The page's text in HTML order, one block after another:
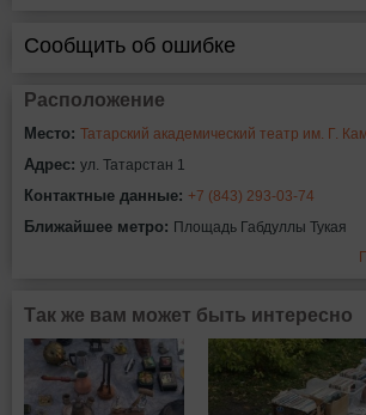
Сообщить об ошибке
Расположение
Место: Татарский академический театр им. Г.
Адрес: ул. Татарстан 1
Контактные данные: +7 (843) 293-03-74
Ближайшее метро: Площадь Габдуллы Тукая
Так же вам может быть интересно